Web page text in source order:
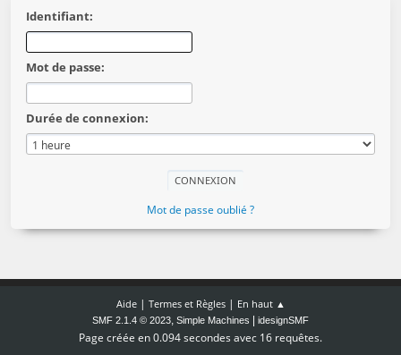
Identifiant:
Mot de passe:
Durée de connexion:
Mot de passe oublié ?
Aide| Termes et Règles| En haut ▲
SMF 2.1.4 © 2023, Simple Machines idesignSMF
Page créée en 0.094 secondes avec 16 requêtes.